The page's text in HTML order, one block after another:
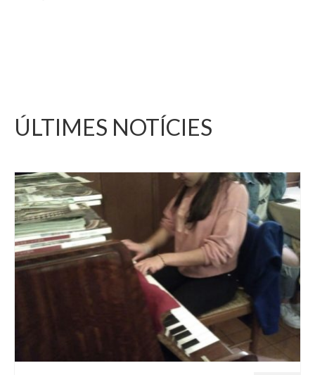
ÚLTIMES NOTÍCIES